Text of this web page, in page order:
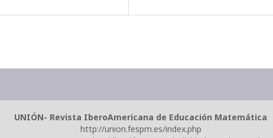
UNIÓN- Revista IberoAmericana de Educación Matemática
http://union.fespm.es/index.php